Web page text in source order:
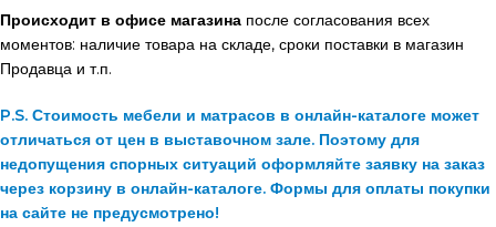
Происходит в офисе магазина после согласования всех
моментов: наличие товара на складе, сроки поставки в магазин
Продавца и т.п.
P.S. Стоимость мебели и матрасов в онлайн-каталоге может
отличаться от цен в выставочном зале. Поэтому для
недопущения спорных ситуаций оформляйте заявку на заказ
через корзину в онлайн-каталоге. Формы для оплаты покупки
на сайте не предусмотрено!